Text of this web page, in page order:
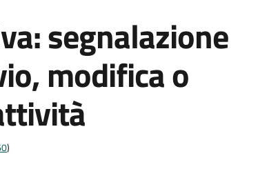
segnalazione
modifica o
)